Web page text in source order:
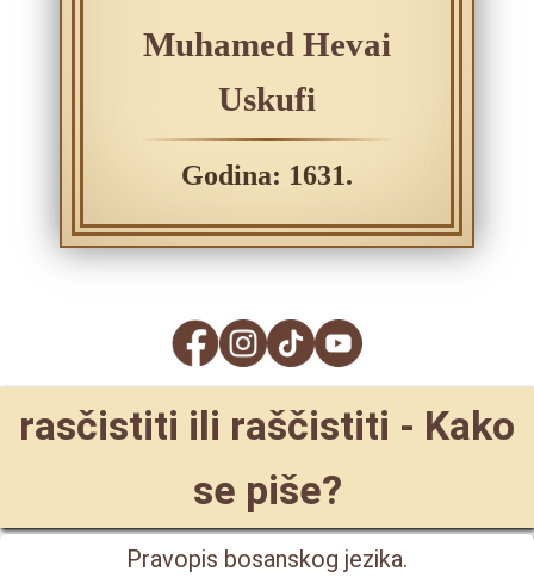
Muhamed Hevai
Uskufi
Godina: 1631.
rasčistiti ili raščistiti - Kako
se piše?
Pravopis bosanskog jezika.